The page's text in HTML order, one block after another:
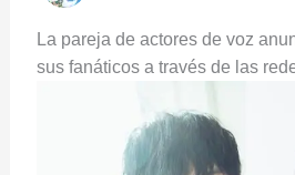
La pareja de actores de voz
sus fanáticos a través de las